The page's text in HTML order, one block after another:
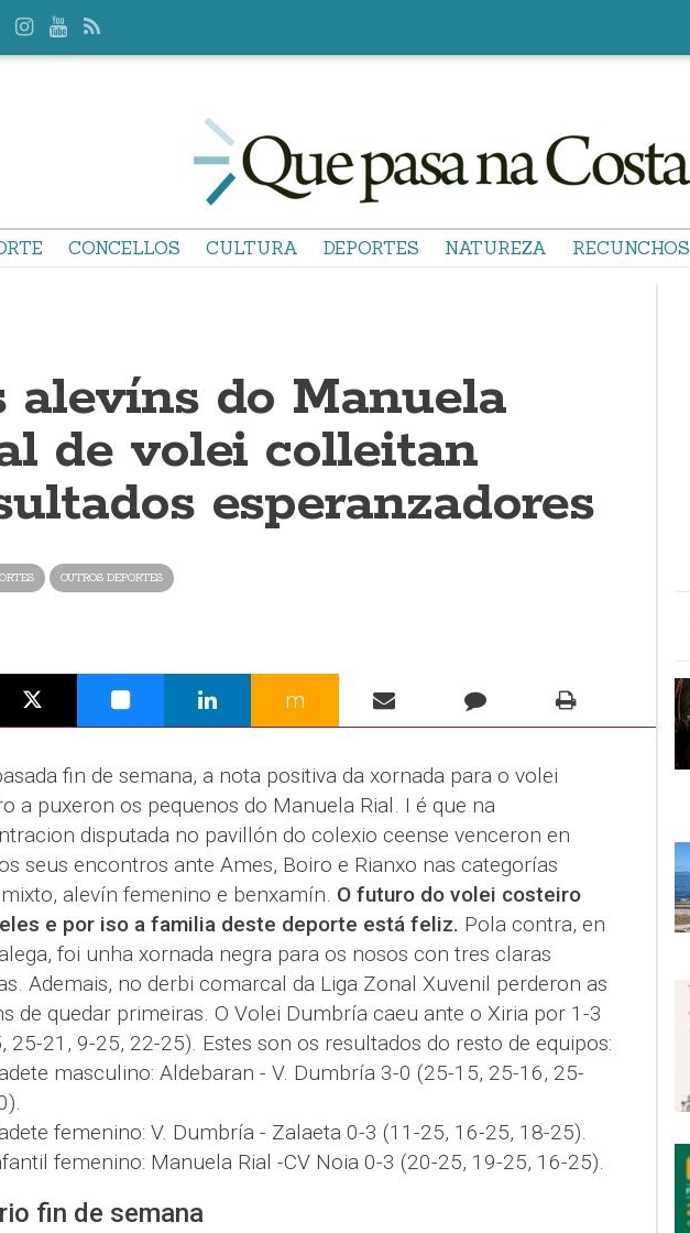
CONCELLOS CULTURA DEPORTES NATUREZA RECUNCHOS
alevíns do Manuela
de volei colleitan
esperanzadores
OUTROS DEPORTES
m
fin de semana, a nota positiva da xornada para o volei
a puxeron os pequenos do Manuela Rial. I é que na
disputada no pavillón do colexio ceense venceron en
seus encontros ante Ames, Boiro e Rianxo nas categorías
alevín femenino e benxamín. O futuro do volei costeiro
e por iso a familia deste deporte está feliz. Pola contra, en
foi unha xornada negra para os nosos con tres claras
Ademais, no derbi comarcal da Liga Zonal Xuvenil perderon as
de quedar primeiras. O Volei Dumbría caeu ante o Xiria por 1-3
25-21, 9-25, 22-25). Estes son os resultados do resto de equipos:
masculino: Aldebaran - V. Dumbría 3-0 (25-15, 25-16, 25-
femenino: V. Dumbría - Zalaeta 0-3 (11-25, 16-25, 18-25).
femenino: Manuela Rial -CV Noia 0-3 (20-25, 19-25, 16-25).
fin de semana